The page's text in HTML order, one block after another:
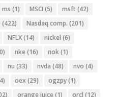
ms (1) MSCI (5) msft (42)
(422) Nasdaq comp. (201)
NFLX(14) nickel (6)
nke (16) nok(1)
nu (33) nvda (48) nvo (4)
oex (29) ogzpy(1)
orange juice (1) orcl (12)